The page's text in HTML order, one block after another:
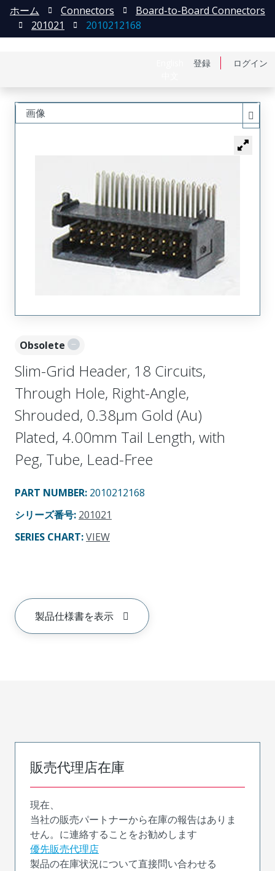
登録 ログイン
ホーム Connectors
Board-to-Board Connectors
201021
2010212168
Obsolete
Slim-Grid Header, 18 Circuits,
Through Hole, Right-Angle,
Shrouded, 0.38µm Gold (Au)
Plated, 4.00mm Tail Length, with
Peg, Tube, Lead-Free
PART NUMBER: 2010212168
シリーズ番号: 201021
SERIES CHART:VIEW
製品仕様書を表示
画像
販売代理店在庫
現在、
当社の販売パートナーから在庫の報告はありま
せん。に連絡することをお勧めします
優先販売代理店
製品の在庫状況について直接問い合わせる